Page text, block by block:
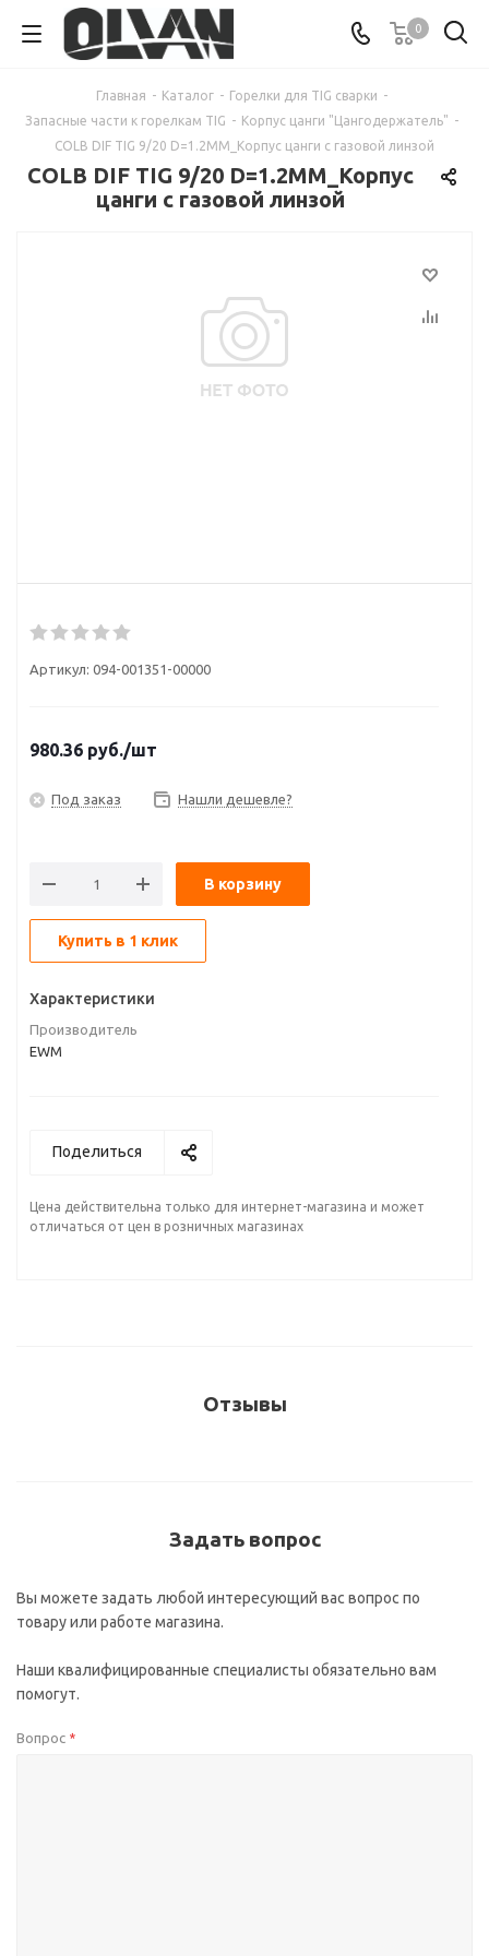
0
Главная - Каталог - Горелки для TIG сварки -
Запасные части к горелкам TIG - Корпус цанги "Цангодержатель" -
COLB DIF TIG 9/20 D=1.2MM_Корпус цанги с газовой линзой
COLB DIF TIG 9/20 D=1.2MM_Корпус
цанги с газовой линзой
Артикул: 094-001351-00000
980.36 руб./шт
Под заказ Нашли дешевле?
В корзину
Купить в 1 клик
Характеристики
Производитель
EWM
Поделиться
Цена действительна только для интернет-магазина и может
отличаться от цен в розничных магазинах
Отзывы
Задать вопрос
Вы можете задать любой интересующий вас вопрос по
товару или работе магазина.
Наши квалифицированные специалисты обязательно вам
помогут.
Вопрос *